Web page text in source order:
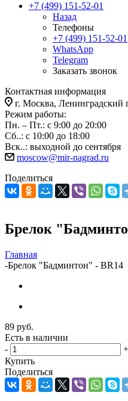
+7 (499) 151-52-01
Назад
Телефоны
+7 (499) 151-52-01
WhatsApp
Telegram
Заказать звонок
Контактная информация
г. Москва, Ленинградский
Режим работы:
Пн. – Пт.: с 9:00 до 20:00
Сб..: с 10:00 до 18:00
Вск..: выходной до сентября
moscow@mir-nagrad.ru
Поделиться
Брелок
Главная
-Брелок "Бадминтон" - BR14
89 руб.
Есть в наличии
-
+
Купить
Поделиться